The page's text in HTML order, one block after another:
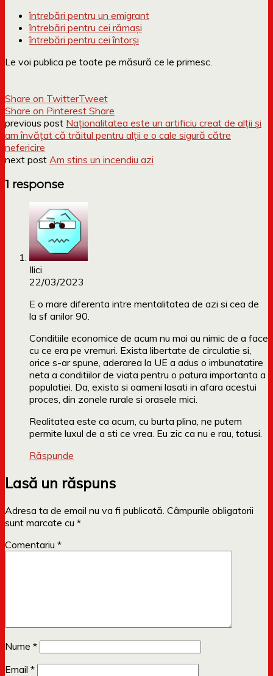
întrebări pentru un emigrant
întrebări pentru cei rămași
întrebări pentru cei întorși
Le voi publica pe toate pe măsură ce le primesc.
Share on TwitterTweet
Share on Pinterest Share
previous post Naționalitatea este un artificiu creat de alții și
am învățat că trăitul pentru alții e o cale sigură către
nefericire
next post Am stins un incendiu azi
1 response
Ilici
22/03/2023
E o mare diferenta intre mentalitatea de azi si cea de
la sf anilor 90.
Conditiile economice de acum nu mai au nimic de a face
cu ce era pe vremuri. Exista libertate de circulatie si,
orice s-ar spune, aderarea la UE a adus o imbunatatire
neta a conditiilor de viata pentru o patura importanta a
populatiei. Da, exista si oameni lasati in afara acestui
proces, din zonele rurale si orasele mici.
Realitatea este ca acum, cu burta plina, ne putem
permite luxul de a sti ce vrea. Eu zic ca nu e rau, totusi.
Răspunde
Lasă un răspuns
Adresa ta de email nu va fi publicată. Câmpurile obligatorii
sunt marcate cu *
Comentariu *
Nume *
Email *